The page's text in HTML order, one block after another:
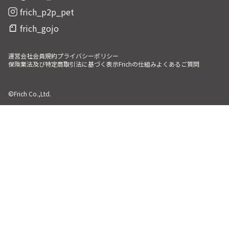
frich_p2p_pet
frich_gojo
運営会社会員規約プライバシーポリシー
保険業法及び特定商取引法に基づく表示Frichの仕組みよくあるご質問
©Frich Co.,Ltd.